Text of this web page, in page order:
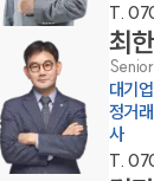
T.
최
대기
정거
사
T.